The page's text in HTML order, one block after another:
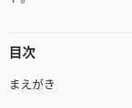
目次
まえがき